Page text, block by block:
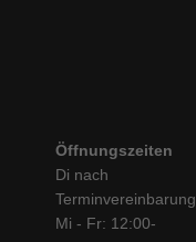
Öffnungszeiten
Di nach
Terminvereinbarung
Mi - Fr: 12:00-